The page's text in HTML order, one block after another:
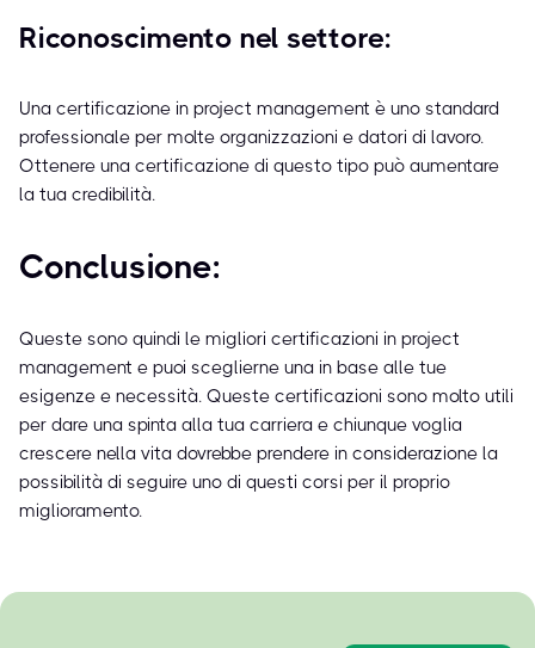
Riconoscimento nel settore:
Una certificazione in project management è uno standard
professionale per molte organizzazioni e datori di lavoro.
Ottenere una certificazione di questo tipo può aumentare
la tua credibilità.
Conclusione:
Queste sono quindi le migliori certificazioni in project
management e puoi sceglierne una in base alle tue
esigenze e necessità. Queste certificazioni sono molto utili
per dare una spinta alla tua carriera e chiunque voglia
crescere nella vita dovrebbe prendere in considerazione la
possibilità di seguire uno di questi corsi per il proprio
miglioramento.